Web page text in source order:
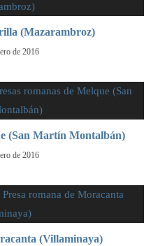
(Mazarambroz)
de 2016
(San Martín Montalbán)
de 2016
(Villaminaya)